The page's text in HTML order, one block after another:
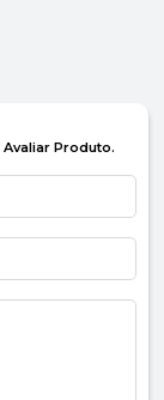
Produto.